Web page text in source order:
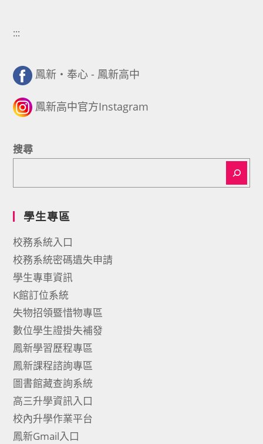
:::
鳳新・奉心 - 鳳新高中
鳳新高中官方Instagram
搜尋
學生專區
校務系統入口
校務系統密碼遺失申請
學生專車資訊
K館訂位系統
失物招領暨惜物專區
數位學生證掛失補發
鳳新學習歷程專區
鳳新課程諮詢專區
圖書館藏查詢系統
高三升學資訊入口
校內升學作業平台
鳳新Gmail入口